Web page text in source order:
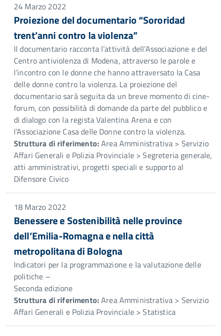
24 Marzo 2022
Proiezione del documentario “Sororidad
trent’anni contro la violenza”
Il documentario racconta l’attività dell’Associazione e del
Centro antiviolenza di Modena, attraverso le parole e
l’incontro con le donne che hanno attraversato la Casa
delle donne contro la violenza. La proiezione del
documentario sarà seguita da un breve momento di cine-
forum, con possibilità di domande da parte del pubblico e
di dialogo con la regista Valentina Arena e con
l’Associazione Casa delle Donne contro la violenza.
Struttura di riferimento:Area Amministrativa > Servizio
Affari Generali e Polizia Provinciale > Segreteria generale,
atti amministrativi, progetti speciali e supporto al
Difensore Civico
18 Marzo 2022
Benessere e Sostenibilità nelle province
dell’Emilia-Romagna e nella città
metropolitana di Bologna
Indicatori per la programmazione e la valutazione delle
politiche –
Seconda edizione
Struttura di riferimento:Area Amministrativa > Servizio
Affari Generali e Polizia Provinciale > Statistica